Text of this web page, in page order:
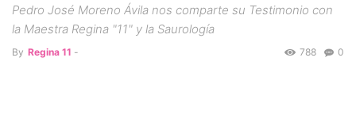
Pedro José Moreno Ávila nos comparte su Testimonio con
la Maestra Regina "11" y la Saurología
By Regina 11 - 0
788